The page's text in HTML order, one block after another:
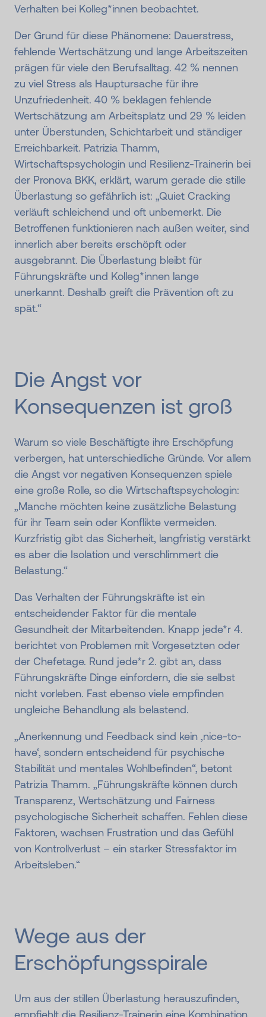
Verhalten bei Kolleg*innen beobachtet.
Der Grund für diese Phänomene: Dauerstress,
fehlende Wertschätzung und lange Arbeitszeiten
prägen für viele den Berufsalltag. 42 % nennen
zu viel Stress als Hauptursache für ihre
Unzufriedenheit. 40 % beklagen fehlende
Wertschätzung am Arbeitsplatz und 29 % leiden
unter Überstunden, Schichtarbeit und ständiger
Erreichbarkeit. Patrizia Thamm,
Wirtschaftspsychologin und Resilienz-Trainerin bei
der Pronova BKK, erklärt, warum gerade die stille
Überlastung so gefährlich ist: „Quiet Cracking
verläuft schleichend und oft unbemerkt. Die
Betroffenen funktionieren nach außen weiter, sind
innerlich aber bereits erschöpft oder
ausgebrannt. Die Überlastung bleibt für
Führungskräfte und Kolleg*innen lange
unerkannt. Deshalb greift die Prävention oft zu
spät.“
Die Angst vor
Konsequenzen ist groß
Warum so viele Beschäftigte ihre Erschöpfung
verbergen, hat unterschiedliche Gründe. Vor allem
die Angst vor negativen Konsequenzen spiele
eine große Rolle, so die Wirtschaftspsychologin:
„Manche möchten keine zusätzliche Belastung
für ihr Team sein oder Konflikte vermeiden.
Kurzfristig gibt das Sicherheit, langfristig verstärkt
es aber die Isolation und verschlimmert die
Belastung.“
Das Verhalten der Führungskräfte ist ein
entscheidender Faktor für die mentale
Gesundheit der Mitarbeitenden. Knapp jede*r 4.
berichtet von Problemen mit Vorgesetzten oder
der Chefetage. Rund jede*r 2. gibt an, dass
Führungskräfte Dinge einfordern, die sie selbst
nicht vorleben. Fast ebenso viele empfinden
ungleiche Behandlung als belastend.
„Anerkennung und Feedback sind kein ,nice-to-
have‘, sondern entscheidend für psychische
Stabilität und mentales Wohlbefinden“, betont
Patrizia Thamm. „Führungskräfte können durch
Transparenz, Wertschätzung und Fairness
psychologische Sicherheit schaffen. Fehlen diese
Faktoren, wachsen Frustration und das Gefühl
von Kontrollverlust – ein starker Stressfaktor im
Arbeitsleben.“
Wege aus der
Erschöpfungs­spirale
Um aus der stillen Überlastung herauszufinden,